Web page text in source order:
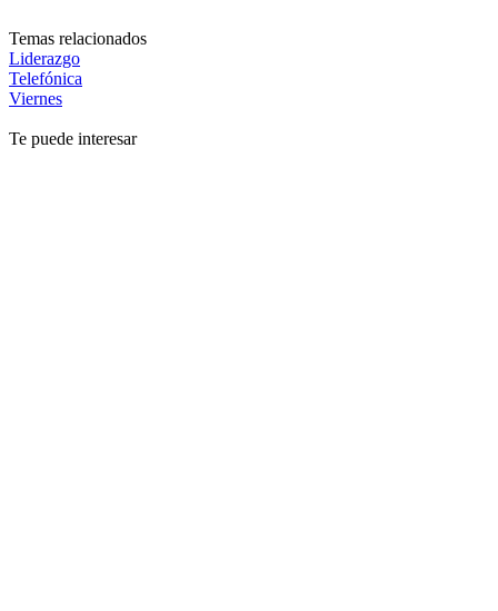
Temas relacionados
Liderazgo
Telefónica
Viernes
Te puede interesar